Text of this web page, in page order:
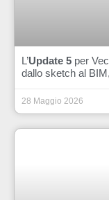
L’Update 5 per
dallo sketch al
28 Maggio 2026